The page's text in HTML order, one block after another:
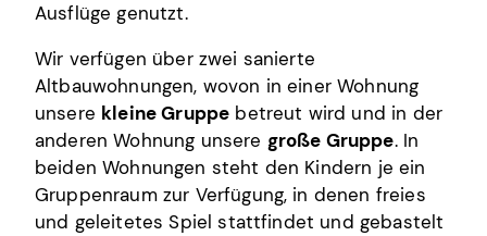
Ausflüge genutzt.
Wir verfügen über zwei sanierte
Altbauwohnungen, wovon in einer Wohnung
unsere kleine Gruppe betreut wird und in der
anderen Wohnung unsere große Gruppe. In
beiden Wohnungen steht den Kindern je ein
Gruppenraum zur Verfügung, in denen freies
und geleitetes Spiel stattfindet und gebastelt